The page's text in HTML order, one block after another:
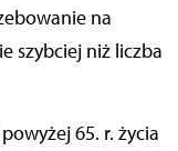
na
szybciej niż liczba
65. r. życia